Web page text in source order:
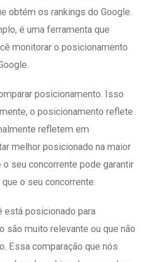
obtém os rankings do Google.
é uma ferramenta que
monitorar o posicionamento
posicionamento. Isso
o posicionamento reflete
refletem em
melhor posicionado na maior
seu concorrente pode garantir
o seu concorrente.
está posicionado para
são muito relevante ou que não
Essa comparação que nós